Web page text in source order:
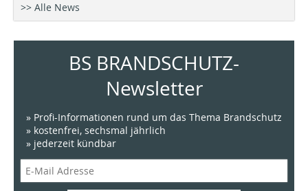
>> Alle News
BS BRANDSCHUTZ-
Newsletter
» Profi-Informationen rund um das Thema Brandschutz
» kostenfrei, sechsmal jährlich
» jederzeit kündbar